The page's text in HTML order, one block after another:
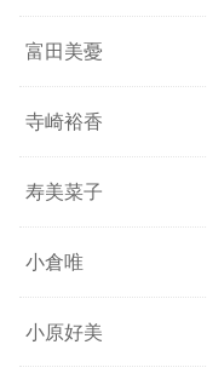
富田美憂
寺崎裕香
寿美菜子
小倉唯
小原好美